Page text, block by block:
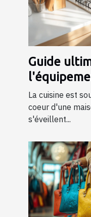
Guide
cuisine
La cuisine est
coeur d'une
s'éveillent...